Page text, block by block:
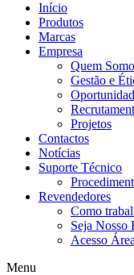
Início
Produtos
Marcas
Empresa
Quem
Gestão e
Projetos
Contactos
Notícias
Suporte Técnico
Revendedores
Como
Seja Nosso
Acesso
Menu